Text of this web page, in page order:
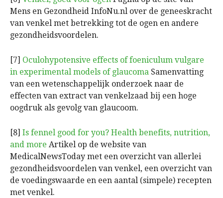
Mens en Gezondheid InfoNu.nl over de geneeskracht
van venkel met betrekking tot de ogen en andere
gezondheidsvoordelen.
[7] Oculohypotensive effects of foeniculum vulgare
in experimental models of glaucoma Samenvatting
van een wetenschappelijk onderzoek naar de
effecten van extract van venkelzaad bij een hoge
oogdruk als gevolg van glaucoom.
[8] Is fennel good for you? Health benefits, nutrition,
and more Artikel op de website van
MedicalNewsToday met een overzicht van allerlei
gezondheidsvoordelen van venkel, een overzicht van
de voedingswaarde en een aantal (simpele) recepten
met venkel.